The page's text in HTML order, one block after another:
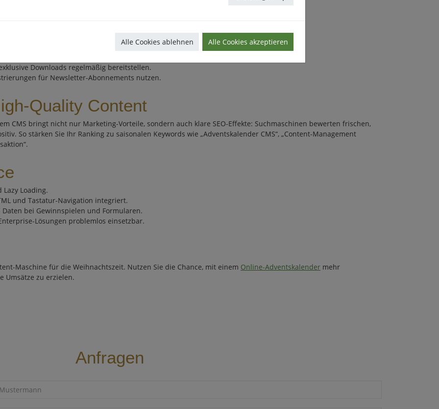
im Adventskalender vorstellen.
in 24 Türchen erzählen.
Downloads regelmäßig bereitstellen.
für Newsletter-Abonnements nutzen.
Quality Content
CMS bringt nicht nur Marketing-Vorteile, sondern auch klare SEO-Effekte: Suchmaschinen bewerten frischen,
So stärken Sie Ihr Ranking zu saisonalen Keywords wie „Adventskalender CMS“, „Content-Management
Loading.
und Tastatur-Navigation integriert.
bei Gewinnspielen und Formularen.
Lösungen problemlos einsetzbar.
Maschine für die Weihnachtszeit. Nutzen Sie die Chance, mit einem Online-Adventskalender mehr
Umsätze zu erzielen.
Anfragen
Alle Cookies ablehnen Alle Cookies akzeptieren